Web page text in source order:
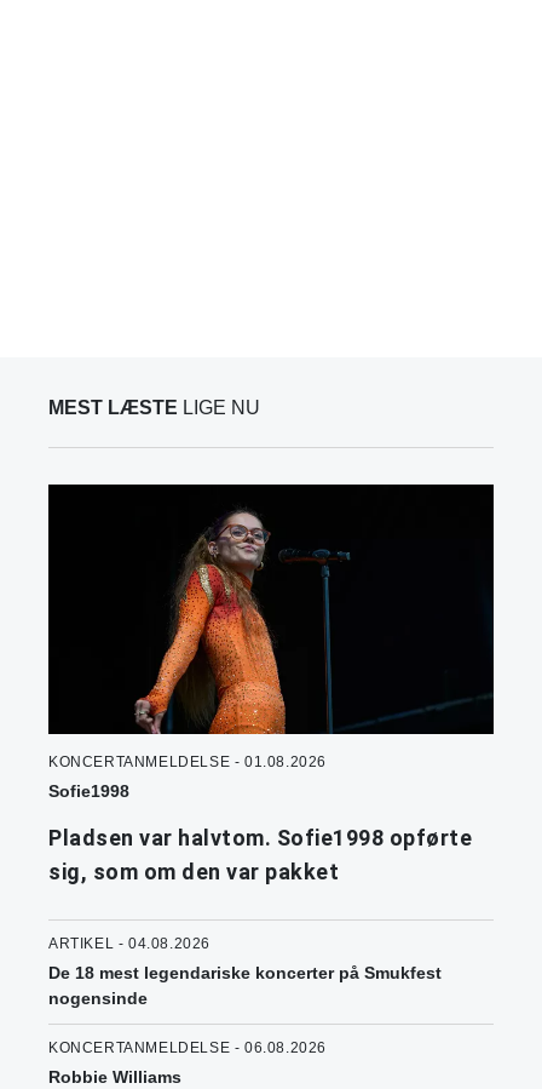
MEST LÆSTE LIGE NU
KONCERTANMELDELSE - 01.08.2026
Sofie1998
Pladsen var halvtom. Sofie1998 opførte
sig, som om den var pakket
ARTIKEL - 04.08.2026
De 18 mest legendariske koncerter på Smukfest
nogensinde
KONCERTANMELDELSE - 06.08.2026
Robbie Williams